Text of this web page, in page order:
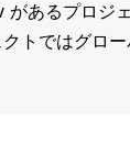
があるプロジ
トではグロ